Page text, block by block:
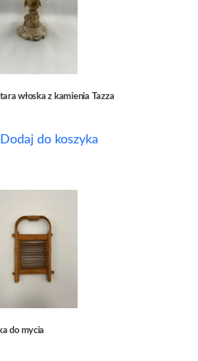
włoska z kamienia Tazza
Dodaj do koszyka
do mycia